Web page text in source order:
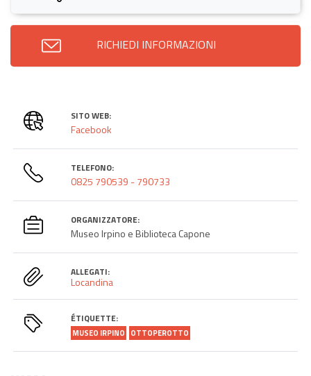
RICHIEDI INFORMAZIONI
SITO WEB:
Facebook
TELEFONO:
0825 790539 - 790733
ORGANIZZATORE:
Museo Irpino e Biblioteca Capone
ALLEGATI:
Locandina
ÉTIQUETTE:
MUSEO IRPINO OTTOPEROTTO